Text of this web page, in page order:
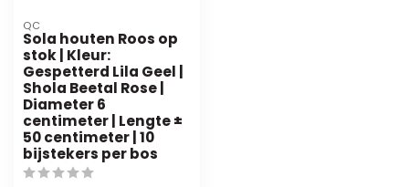
QC
Sola houten Roos op
stok | Kleur:
Gespetterd Lila Geel |
Shola Beetal Rose |
Diameter 6
centimeter | Lengte ±
50 centimeter | 10
bijstekers per bos